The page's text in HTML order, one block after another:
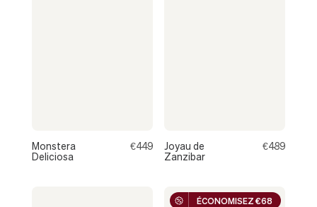
Monstera
Deliciosa
€449
Joyau de
Zanzibar
€489
ÉCONOMISEZ €68